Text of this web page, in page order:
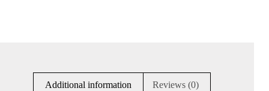
Additional information Reviews (0)